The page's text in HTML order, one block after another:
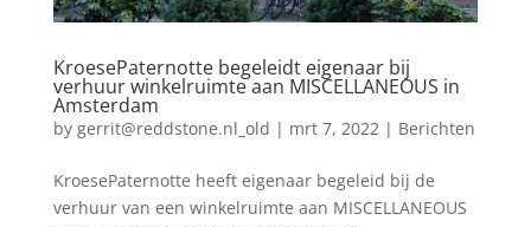
KroesePaternotte begeleidt eigenaar bij
verhuur winkelruimte aan MISCELLANEOUS in
Amsterdam
by gerrit@reddstone.nl_old | mrt 7, 2022| Berichten
KroesePaternotte heeft eigenaar begeleid bij de
verhuur van een winkelruimte aan MISCELLANEOUS